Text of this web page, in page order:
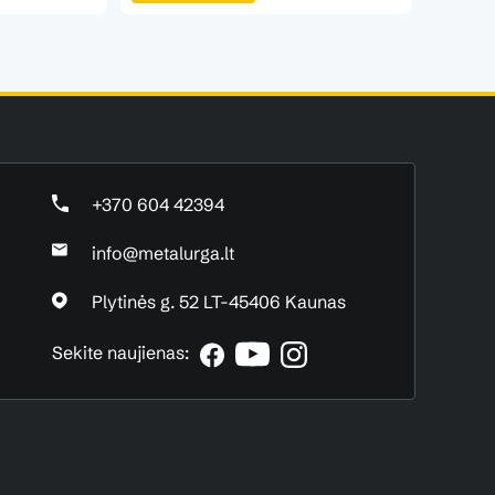
+370 604 42394
info@metalurga.lt
Plytinės g. 52 LT-45406 Kaunas
Sekite naujienas: